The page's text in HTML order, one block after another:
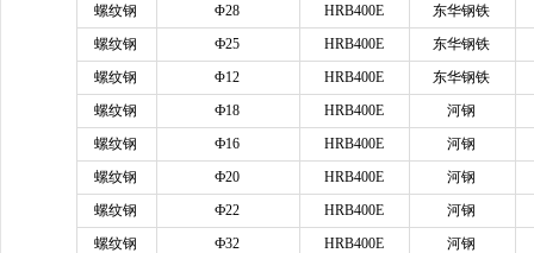
螺纹钢
Φ28 HRB400E
东华钢铁
螺纹钢
Ф25 HRB400E
东华钢铁
螺纹钢
Φ12 HRB400E
东华钢铁
螺纹钢
Ф18 HRB400E
河钢
螺纹钢
Ф16 HRB400E
河钢
螺纹钢
Ф20 HRB400E
河钢
螺纹钢
Ф22 HRB400E
河钢
螺纹钢
Ф32 HRB400E
河钢